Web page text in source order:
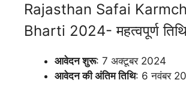
Rajasthan Safai
Bharti 2024- महत्वपूर्ण
आवेदन शुरू: 7 अक्टूबर 2024
आवेदन की अंतिम तिथि: 6 नवंबर